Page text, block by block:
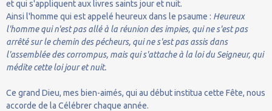
et qui s'appliquent aux livres saints jour et nuit.
Ainsi l'homme qui est appelé heureux dans le psaume : Heureux
l'homme qui n'est pas allé à la réunion des impies, qui ne s'est pas
arrêté sur le chemin des pécheurs, qui ne s'est pas assis dans
l'assemblée des corrompus, mais qui s'attache à la loi du Seigneur, qui
médite cette loi jour et nuit.
Ce grand Dieu, mes bien-aimés, qui au début institua cette Fête, nous
accorde de la Célébrer chaque année.